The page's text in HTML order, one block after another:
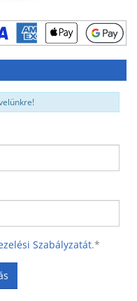
Szabályzatát.*